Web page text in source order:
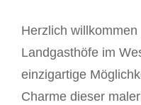
Herzlich
Landgasthöfe im
einzigartige
Charme dieser